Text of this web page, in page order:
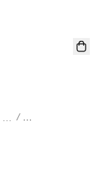
/ PASTEL 淡彩系